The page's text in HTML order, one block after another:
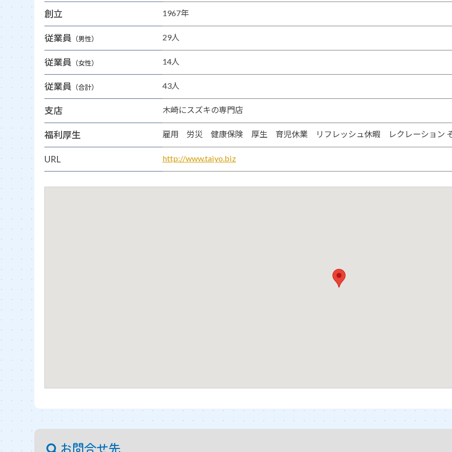
創立 1967年
従業員 （男性） 29人
従業員 （女性） 14人
従業員 （合計） 43人
支店 木崎にスズキの専門店
福利厚生 雇用 労災 健康保険 厚生 育児休業 リフレッシュ休暇 レクレーション
URL http://www.taiyo.biz
お問合せ先